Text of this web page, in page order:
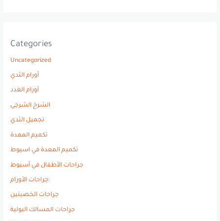
Categories
Uncategorized
أورام الثدي
أورام الغدد
الشرخ الشرجي
تجميل الثدي
تكميم المعدة
تكميم المعدة في اسيوط
جراحات الأطفال في أسيوط
جراحات الأورام
جراحات الخصيتين
جراحات المسالك البولية